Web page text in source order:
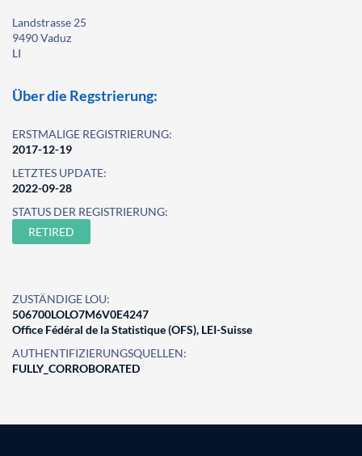
Landstrasse 25
9490 Vaduz
LI
Über die Regstrierung:
ERSTMALIGE REGISTRIERUNG:
2017-12-19
LETZTES UPDATE:
2022-09-28
STATUS DER REGISTRIERUNG:
RETIRED
ZUSTÄNDIGE LOU:
506700LOLO7M6V0E4247
Office Fédéral de la Statistique (OFS), LEI-Suisse
AUTHENTIFIZIERUNGSQUELLEN:
FULLY_CORROBORATED